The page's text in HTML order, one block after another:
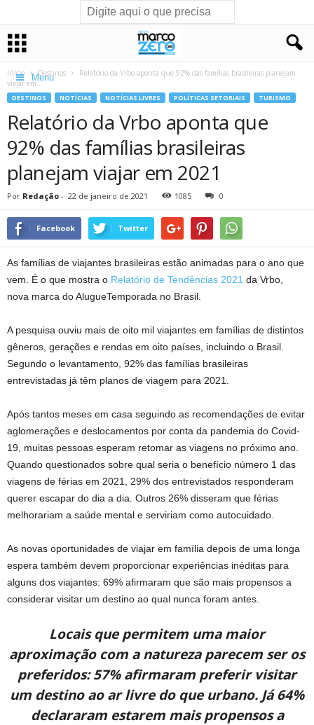
Menu
Início Destinos
Relatório da Vrbo aponta que 92% das famílias brasileiras planejam
viajar em...
DESTINOS NOTÍCIAS NOTÍCIAS LIVRES POLÍTICAS SETORIAIS TURISMO
Relatório da Vrbo aponta que
92% das famílias brasileiras
planejam viajar em 2021
Por Redação - 22 de janeiro de 2021 1085 0
Facebook Twitter
As famílias de viajantes brasileiras estão animadas para o ano que
vem. É o que mostra o Relatório de Tendências 2021 da Vrbo,
nova marca do AlugueTemporada no Brasil.
A pesquisa ouviu mais de oito mil viajantes em famílias de distintos
gêneros, gerações e rendas em oito países, incluindo o Brasil.
Segundo o levantamento, 92% das famílias brasileiras
entrevistadas já têm planos de viagem para 2021.
Após tantos meses em casa seguindo as recomendações de evitar
aglomerações e deslocamentos por conta da pandemia do Covid-
19, muitas pessoas esperam retomar as viagens no próximo ano.
Quando questionados sobre qual seria o benefício número 1 das
viagens de férias em 2021, 29% dos entrevistados responderam
querer escapar do dia a dia. Outros 26% disseram que férias
melhorariam a saúde mental e serviriam como autocuidado.
As novas oportunidades de viajar em família depois de uma longa
espera também devem proporcionar experiências inéditas para
alguns dos viajantes: 69% afirmaram que são mais propensos a
considerar visitar um destino ao qual nunca foram antes.
Locais que permitem uma maior
aproximação com a natureza parecem ser os
preferidos: 57% afirmaram preferir visitar
um destino ao ar livre do que urbano. Já 64%
declararam estarem mais propensos a